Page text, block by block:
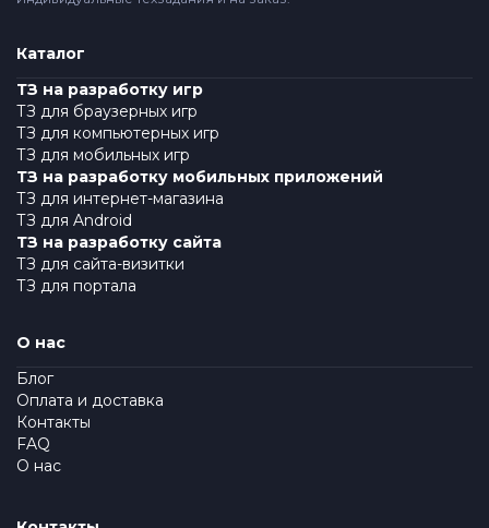
Каталог
ТЗ на разработку игр
ТЗ для браузерных игр
ТЗ для компьютерных игр
ТЗ для мобильных игр
ТЗ на разработку мобильных приложений
ТЗ для интернет-магазина
ТЗ для Android
ТЗ на разработку сайта
ТЗ для сайта-визитки
ТЗ для портала
О нас
Блог
Оплата и доставка
Контакты
FAQ
О нас